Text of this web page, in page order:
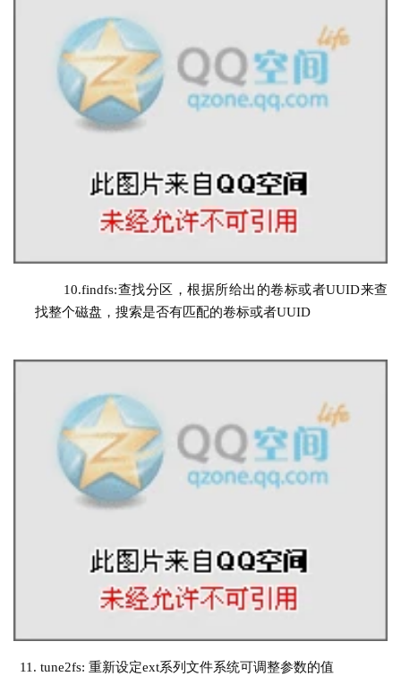
10.findfs:查找分区，根据所给出的卷标或者UUID来查
找整个磁盘，搜索是否有匹配的卷标或者UUID
11. tune2fs: 重新设定ext系列文件系统可调整参数的值